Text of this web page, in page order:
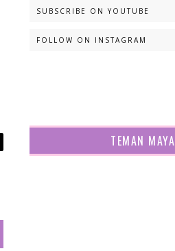
SUBSCRIBE ON YOUTUBE
FOLLOW ON INSTAGRAM
TEMAN MAYA